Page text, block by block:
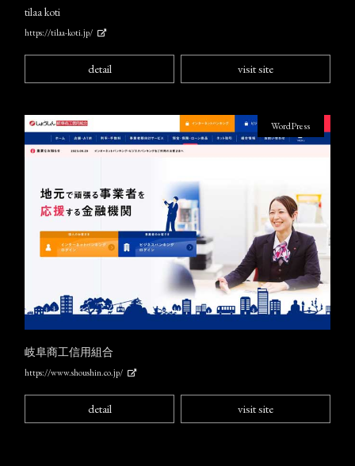
tilaa koti
https://tilaa-koti.jp/
detail visit site
岐阜商工信用組合
https://www.shoushin.co.jp/
WordPress
detail visit site